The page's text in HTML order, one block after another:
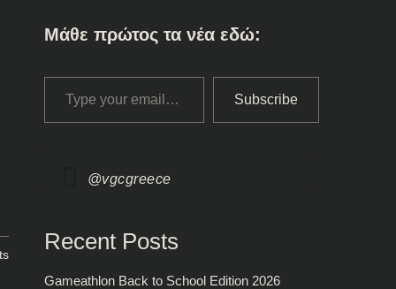
Μάθε πρώτος τα νέα εδώ:
Type your email…
Subscribe
@vgcgreece
Recent Posts
Gameathlon Back to School Edition 2026